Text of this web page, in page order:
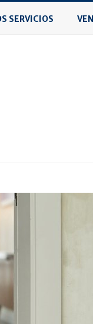
SERVICIOS